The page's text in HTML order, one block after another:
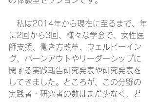
私は2014年から現在に至るまで、年
に2回から3回、様々な学会で、女性医
師支援、働き方改革、ウェルビーイン
グ、バーンアウトやリーダーシップに
関する実践報告研究発表や研究発表を
してきました。ところが、この分野の
実践者・研究者の数はまだ少なく、ど